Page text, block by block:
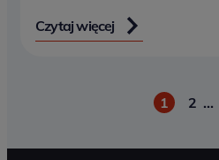
Czytaj więcej
Paginacja
1 2 …